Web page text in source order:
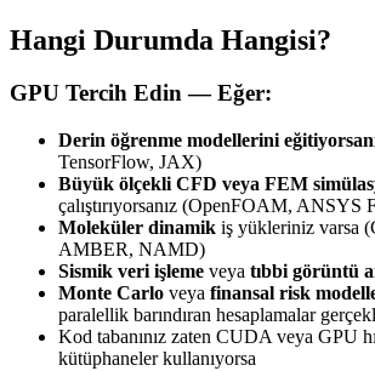
Hangi Durumda Hangisi?
GPU Tercih Edin — Eğer:
Derin öğrenme modellerini
TensorFlow, JAX)
Büyük ölçekli CFD veya FEM
çalıştırıyorsanız (OpenFOAM, ANSYS
Moleküler dinamik iş yükleriniz varsa
AMBER, NAMD)
Sismik veri işleme veya tıbbi görüntü
Monte Carlo veya finansal risk
paralellik barındıran hesaplamalar
Kod tabanınız zaten CUDA veya GPU
kütüphaneler kullanıyorsa